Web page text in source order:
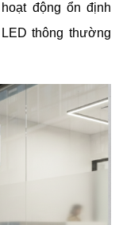
động ổn định
thông thường